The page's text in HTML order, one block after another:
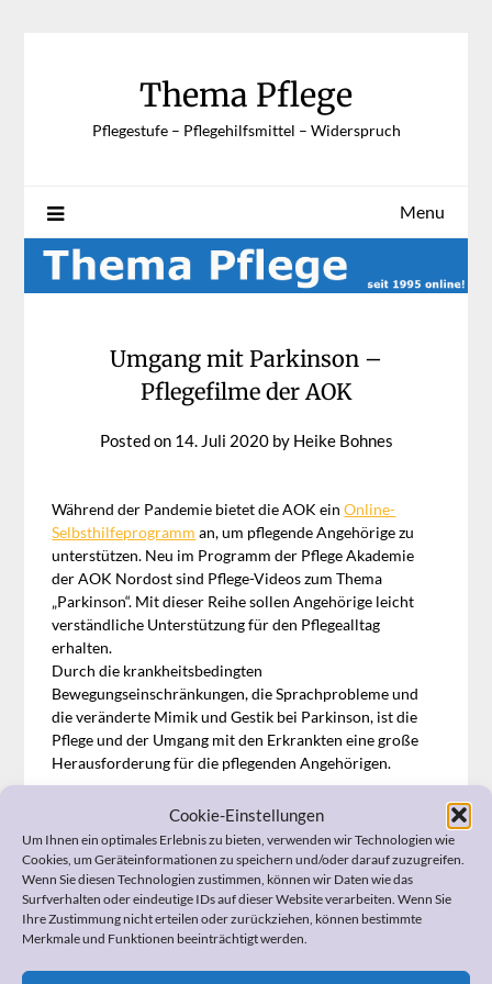
Cookie-Einstellungen
Um Ihnen ein optimales Erlebnis zu bieten, verwenden wir Technologien wie
Cookies, um Geräteinformationen zu speichern und/oder darauf zuzugreifen.
Wenn Sie diesen Technologien zustimmen, können wir Daten wie das
Surfverhalten oder eindeutige IDs auf dieser Website verarbeiten. Wenn Sie
Ihre Zustimmung nicht erteilen oder zurückziehen, können bestimmte
Merkmale und Funktionen beeinträchtigt werden.
Thema Pflege
Pflegestufe – Pflegehilfsmittel – Widerspruch
Menu
Umgang mit Parkinson –
Pflegefilme der AOK
Posted on 14. Juli 2020by Heike Bohnes
Während der Pandemie bietet die AOK einOnline-
Selbsthilfeprogramm an, um pflegende Angehörige zu
unterstützen. Neu im Programm der Pflege Akademie
der AOK Nordost sind Pflege-Videos zum Thema
„Parkinson“. Mit dieser Reihe sollen Angehörige leicht
verständliche Unterstützung für den Pflegealltag
erhalten.
Durch die krankheitsbedingten
Bewegungseinschränkungen, die Sprachprobleme und
die veränderte Mimik und Gestik bei Parkinson, ist die
Pflege und der Umgang mit den Erkrankten eine große
Herausforderung für die pflegenden Angehörigen.
Die Pflegefilme der AOK-Akademie informieren die
pflegenden Angehörigen darüber, wie sie die
Parkinsonerkrankten unterstützen können.
Hinweis:Klicken Sie hier:Pflege-Video-Reihe Parkinson
Wenn Sie Fragen zum Widerspruch, zur